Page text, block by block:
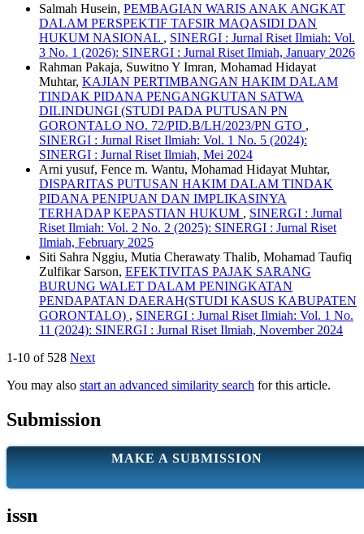
Salmah Husein, PEMBAGIAN WARIS ANAK ANGKAT
DALAM PERSPEKTIF TAFSIR MAQASIDI DAN
HUKUM NASIONAL , SINERGI : Jurnal Riset Ilmiah: Vol.
3 No. 1 (2026): SINERGI : Jurnal Riset Ilmiah, January 2026
Rahman Pakaja, Suwitno Y Imran, Mohamad Hidayat
Muhtar, KAJIAN PERTIMBANGAN HAKIM DALAM
TINDAK PIDANA PENGANGKUTAN SATWA
DILINDUNGI (STUDI PADA PUTUSAN PN
GORONTALO NO. 72/PID.B/LH/2023/PN GTO ,
SINERGI : Jurnal Riset Ilmiah: Vol. 1 No. 5 (2024):
SINERGI : Jurnal Riset Ilmiah, Mei 2024
Arni yusuf, Fence m. Wantu, Mohamad Hidayat Muhtar,
DISPARITAS PUTUSAN HAKIM DALAM TINDAK
PIDANA PENIPUAN DAN IMPLIKASINYA
TERHADAP KEPASTIAN HUKUM , SINERGI : Jurnal
Riset Ilmiah: Vol. 2 No. 2 (2025): SINERGI : Jurnal Riset
Ilmiah, February 2025
Siti Sahra Nggiu, Mutia Cherawaty Thalib, Mohamad Taufiq
Zulfikar Sarson, EFEKTIVITAS PAJAK SARANG
BURUNG WALET DALAM PENINGKATAN
PENDAPATAN DAERAH(STUDI KASUS KABUPATEN
GORONTALO) , SINERGI : Jurnal Riset Ilmiah: Vol. 1 No.
11 (2024): SINERGI : Jurnal Riset Ilmiah, November 2024
1-10 of 528 Next
You may also start an advanced similarity search for this article.
Submission
MAKE A SUBMISSION
issn